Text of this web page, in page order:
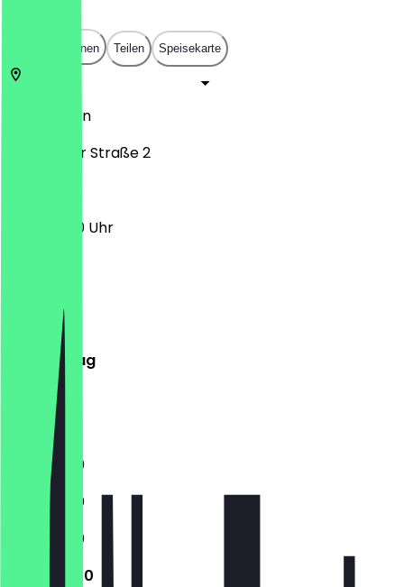
In App öffnen Teilen Speisekarte
Berlin
Potsdamer Straße 2
11:30 - 21:00 Uhr
Dienstag
Mittwoch
Donnerstag
Samstag
Sonntag
11:30 - 21:00
11:30 - 21:00
11:30 - 21:00
11:30 - 21:00